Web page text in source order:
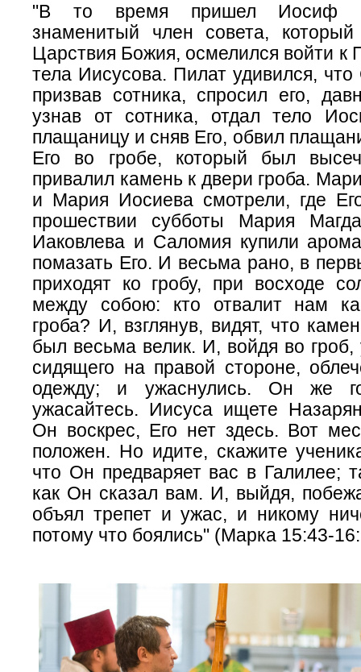
"В то время пришел Иосиф
знаменитый член совета,
Царствия Божия, осмелился войти к
тела Иисусова. Пилат удивился,
призвав сотника, спросил его,
узнав от сотника, отдал тело
плащаницу и сняв Его, обвил
Его во гробе, который был
привалил камень к двери гроба.
и Мария Иосиева смотрели, где
прошествии субботы Мария
Иаковлева и Саломия купили
помазать Его. И весьма рано, в
приходят ко гробу, при восходе
между собою: кто отвалит нам
гроба? И, взглянув, видят, что
был весьма велик. И, войдя во
сидящего на правой стороне,
одежду; и ужаснулись. Он же
ужасайтесь. Иисуса ищете
Он воскрес, Его нет здесь. Вот
положен. Но идите, скажите
что Он предваряет вас в Галилее;
как Он сказал вам. И, выйдя,
объял трепет и ужас, и никому
потому что боялись" (Марка 15:43-